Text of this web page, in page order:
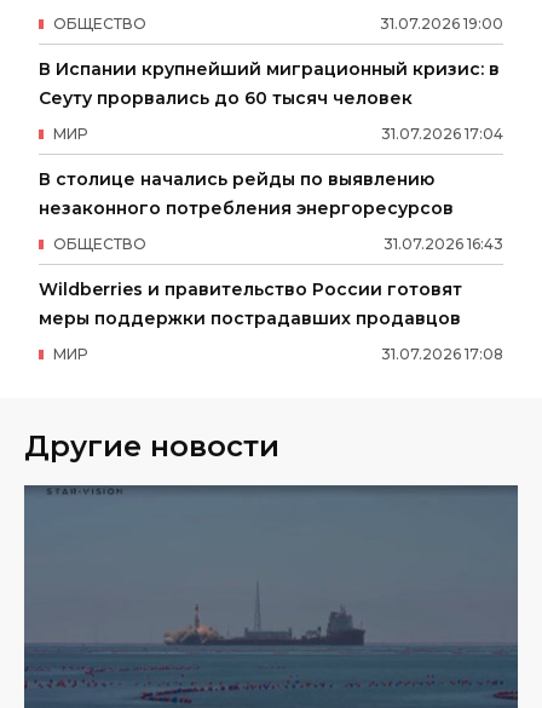
31.07.2026 19:00
ОБЩЕСТВО
В Испании крупнейший миграционный кризис: в
Сеуту прорвались до 60 тысяч человек
31.07.2026 17:04
МИР
В столице начались рейды по выявлению
незаконного потребления энергоресурсов
31.07.2026 16:43
ОБЩЕСТВО
Wildberries и правительство России готовят
меры поддержки пострадавших продавцов
31.07.2026 17:08
МИР
Другие новости